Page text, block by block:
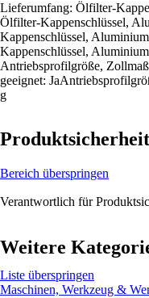
Lieferumfang: Ölfilter-
Ölfilter-Kappenschlüssel,
Kappenschlüssel,
Kappenschlüssel,
Antriebsprofilgröße,
geeignet:
g
Produktsicherheit
Bereich überspringen
Verantwortlich für
Weitere
Liste überspringen
Maschinen, Werkzeug &